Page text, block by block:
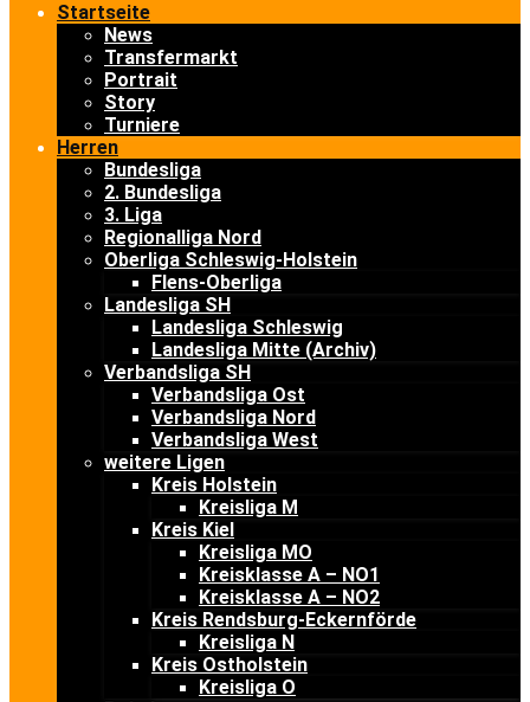
Startseite
News
Transfermarkt
Portrait
Story
Turniere
Herren
Bundesliga
2. Bundesliga
3. Liga
Regionalliga Nord
Oberliga Schleswig-Holstein
Flens-Oberliga
Landesliga SH
Landesliga Schleswig
Landesliga Mitte (Archiv)
Verbandsliga SH
Verbandsliga Ost
Verbandsliga Nord
Verbandsliga West
weitere Ligen
Kreis Holstein
Kreisliga M
Kreis Kiel
Kreisliga MO
Kreisklasse A – NO1
Kreisklasse A – NO2
Kreis Rendsburg-Eckernförde
Kreisliga N
Kreis Ostholstein
Kreisliga O